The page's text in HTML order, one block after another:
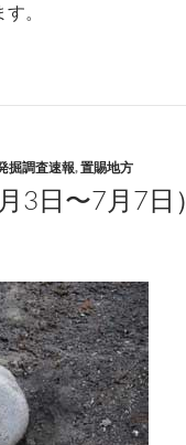
。
掘調査速報,置賜地方
3日〜7月7日）